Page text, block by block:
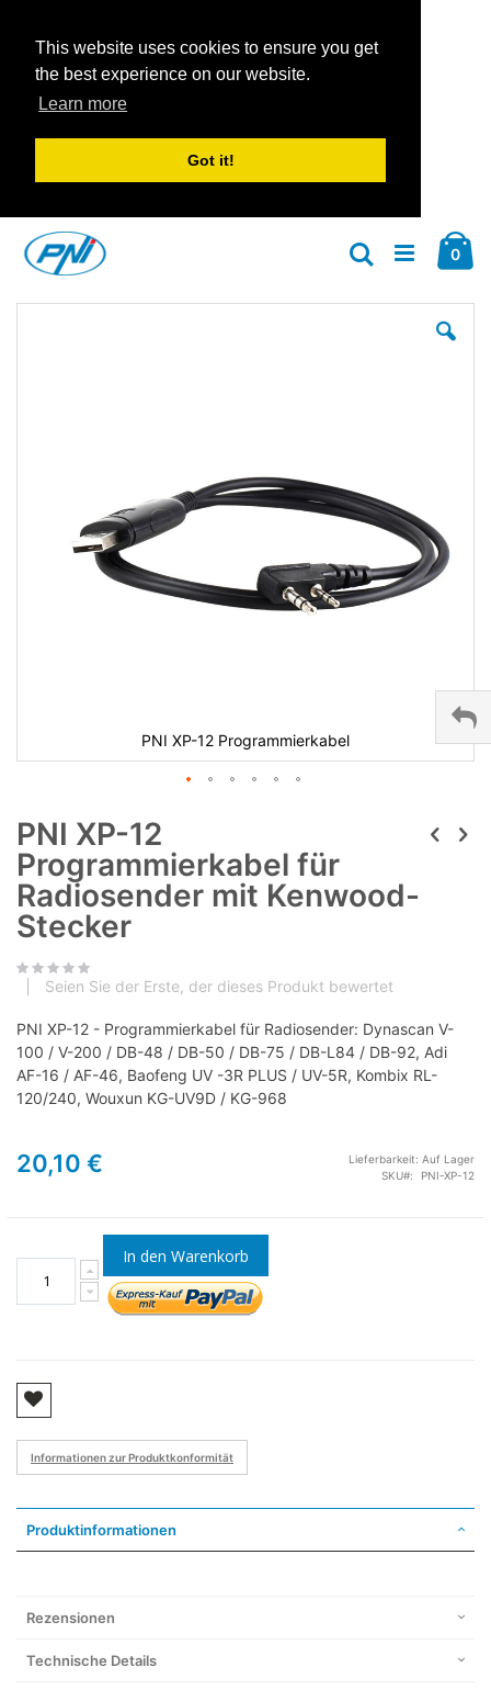
This website uses cookies to ensure you get
the best experience on our website.
Learn more
Got it!
Inhalt
springen
0
Suche
PNI XP-12 Programmierkabel
PNI XP-12
Programmierkabel für
Radiosender mit Kenwood-
Stecker
Seien Sie der Erste, der dieses Produkt bewertet
PNI XP-12 - Programmierkabel für Radiosender: Dynascan V-
100 / V-200 / DB-48 / DB-50 / DB-75 / DB-L84 / DB-92, Adi
AF-16 / AF-46, Baofeng UV -3R PLUS / UV-5R, Kombix RL-
120/240, Wouxun KG-UV9D / KG-968
20,10 € Lieferbarkeit: Auf Lager
SKU
PNI-XP-12
In den Warenkorb
Informationen zur Produktkonformität
Produktinformationen
Rezensionen
Technische Details